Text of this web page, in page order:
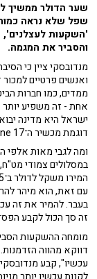
והסביר את המגמה.
מנדובסקי ציין כי
ואנשים פרטיים
ממדים, כמו חברות
אחת - זה משפיע יותר
ישראל היא מדינה
דוגמת מכשיר ה־iPhone 17 שיצא לאחרונה בישראל.
ומה לגבי מאות אלפי
עם זאת, הוא מיהר
בעבר. להמיר את זה
זה סך הכול לקבע
מומחה ההשקעות
דווקא מהווה
עכשיו", קבע